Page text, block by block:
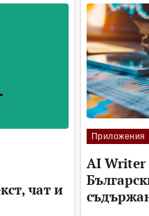
чат и
Приложения
AI Writer